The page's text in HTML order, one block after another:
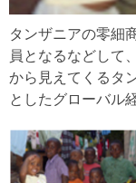
タンザニアの零細
員となるなどして
から見えてくるタ
としたグローバル